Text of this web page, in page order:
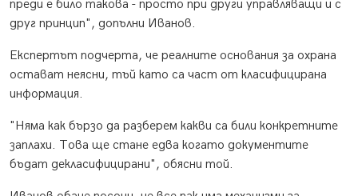
преди е било такова - просто при други управляващи и с
друг принцип", допълни Иванов.
Експертът подчерта, че реалните основания за охрана
остават неясни, тъй като са част от класифицирана
информация.
"Няма как бързо да разберем какви са били конкретните
заплахи. Това ще стане едва когато документите
бъдат декласифицирани", обясни той.